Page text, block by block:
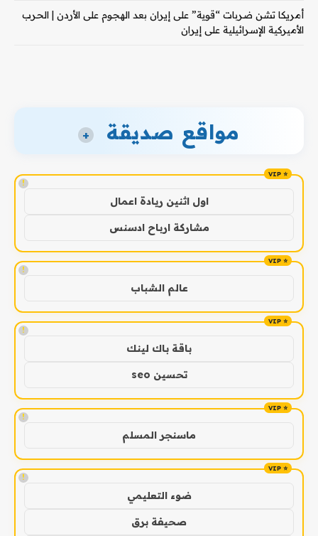
أمريكا تشن ضربات “قوية” على إيران بعد الهجوم على الأردن | الحرب
الأميركية الإسرائيلية على إيران
مواقع صديقة +
!
اول اثنين ريادة اعمال
مشاركة ارباح ادسنس
!
عالم الشباب
!
باقة باك لينك
تحسين seo
!
ماسنجر المسلم
!
ضوء التعليمي
صحيفة برق